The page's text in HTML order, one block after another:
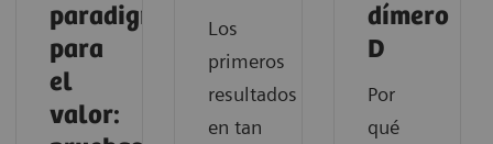
paradigma
para
el
valor:
Los
primeros
resultados
en tan
dímero
D
Por
qué